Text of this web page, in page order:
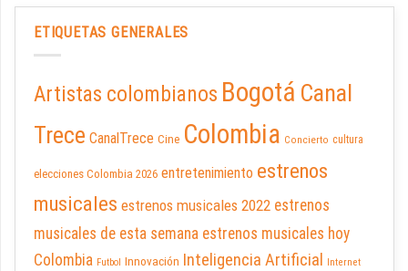
ETIQUETAS GENERALES
Artistas colombianos Bogotá Canal
Trece CanalTrece Cine Colombia Concierto cultura
elecciones Colombia 2026 entretenimiento estrenos
musicales estrenos musicales 2022 estrenos
musicales de esta semana estrenos musicales hoy
Colombia Futbol Innovación Inteligencia Artificial Internet